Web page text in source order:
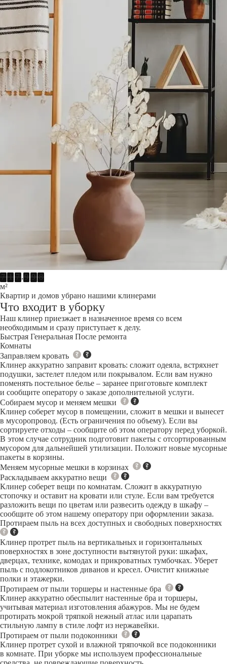
7 1 7,9 9 8
м²
Квартир и домов убрано нашими клинерами
Что входит в уборку
Наш клинер приезжает в назначенное время со всем
необходимым и сразу приступает к делу.
Быстрая Генеральная После ремонта
Комнаты
Заправляем кровать
Клинер аккуратно заправит кровать: сложит одеяла, встряхнет
подушки, застелет пледом или покрывалом. Если вам нужно
поменять постельное белье – заранее приготовьте комплект
и сообщите оператору о заказе дополнительной услуги.
Собираем мусор и меняем мешки
Клинер соберет мусор в помещении, сложит в мешки и вынесет
в мусоропровод. (Есть ограничения по объему). Если вы
сортируете отходы – сообщите об этом оператору перед уборкой.
В этом случае сотрудник подготовит пакеты с отсортированным
мусором для дальнейшей утилизации. Положит новые мусорные
пакеты в корзины.
Меняем мусорные мешки в корзинах
Раскладываем аккуратно вещи
Клинер соберет вещи по комнатам. Сложит в аккуратную
стопочку и оставит на кровати или стуле. Если вам требуется
разложить вещи по цветам или развесить одежду в шкафу –
сообщите об этом нашему оператору при оформлении заказа.
Протираем пыль на всех доступных и свободных поверхностях
Клинер протрет пыль на вертикальных и горизонтальных
поверхностях в зоне доступности вытянутой руки: шкафах,
дверцах, технике, комодах и прикроватных тумбочках. Уберет
пыль с подлокотников диванов и кресел. Очистит книжные
полки и этажерки.
Протираем от пыли торшеры и настенные бра
Клинер аккуратно обеспылит настенные бра и торшеры,
учитывая материал изготовления абажуров. Мы не будем
протирать мокрой тряпкой нежный атлас или царапать
стильную лампу в стиле лофт из нержавейки.
Протираем от пыли подоконники
Клинер протрет сухой и влажной тряпочкой все подоконники
в комнате. При уборке мы используем профессиональные